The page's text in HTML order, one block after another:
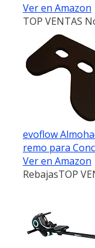
Ver en Amazon
TOP VENTAS
evoflow
remo para
Ver en Amazon
RebajasTOP